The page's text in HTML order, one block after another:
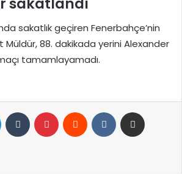
sakatlık geçiren Fenerbahçe’nin
Müldür, 88. dakikada yerini Alexander
tamamlayamadı.
LinkedIn Tumblr Pinterest Reddit VKontakte